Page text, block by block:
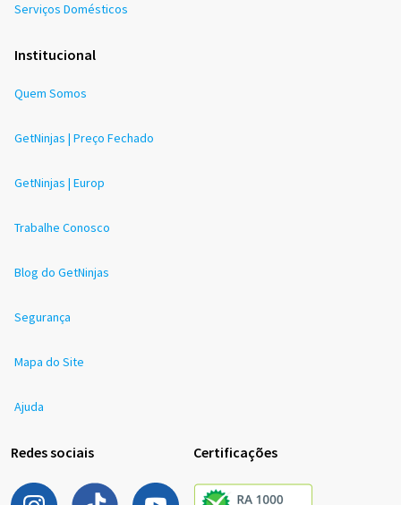
Serviços Domésticos
Institucional
Quem Somos
GetNinjas | Preço Fechado
GetNinjas | Europ
Trabalhe Conosco
Blog do GetNinjas
Segurança
Mapa do Site
Ajuda
Redes sociais Certificações